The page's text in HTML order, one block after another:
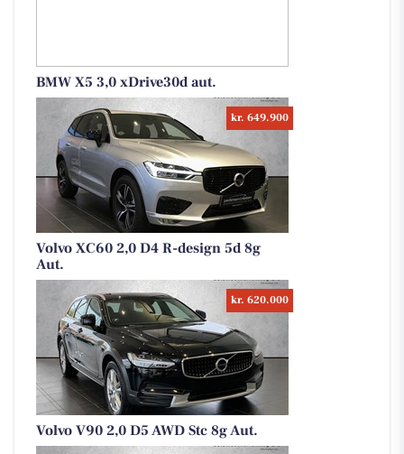
BMW X5 3,0 xDrive30d aut.
kr. 649.900
Volvo XC60 2,0 D4 R-design 5d 8g
Aut.
kr. 620.000
Volvo V90 2,0 D5 AWD Stc 8g Aut.